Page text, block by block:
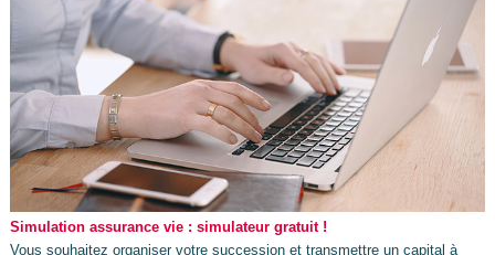
Simulation assurance vie : simulateur gratuit !
Vous souhaitez organiser votre succession et transmettre un capital à